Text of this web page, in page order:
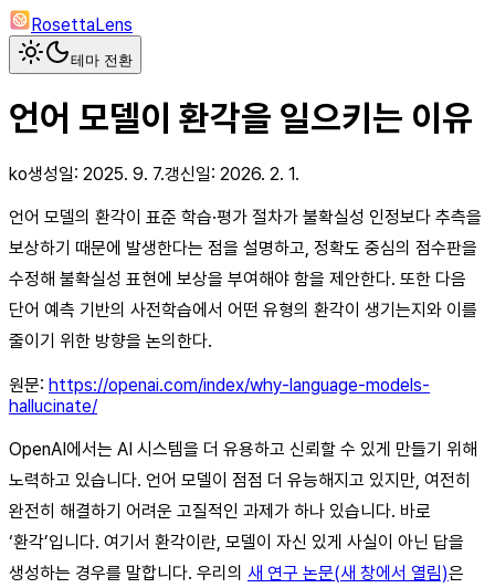
RosettaLens
테마 전환
언어 모델이 환각을 일으키는 이유
ko생성일: 2025. 9. 7.갱신일: 2026. 2. 1.
언어 모델의 환각이 표준 학습·평가 절차가 불확실성 인정보다 추측을
보상하기 때문에 발생한다는 점을 설명하고, 정확도 중심의 점수판을
수정해 불확실성 표현에 보상을 부여해야 함을 제안한다. 또한 다음
단어 예측 기반의 사전학습에서 어떤 유형의 환각이 생기는지와 이를
줄이기 위한 방향을 논의한다.
원문: https://openai.com/index/why-language-models-
hallucinate/
OpenAI에서는 AI 시스템을 더 유용하고 신뢰할 수 있게 만들기 위해
노력하고 있습니다. 언어 모델이 점점 더 유능해지고 있지만, 여전히
완전히 해결하기 어려운 고질적인 과제가 하나 있습니다. 바로
‘환각’입니다. 여기서 환각이란, 모델이 자신 있게 사실이 아닌 답을
생성하는 경우를 말합니다. 우리의 새 연구 논문(새 창에서 열림)은